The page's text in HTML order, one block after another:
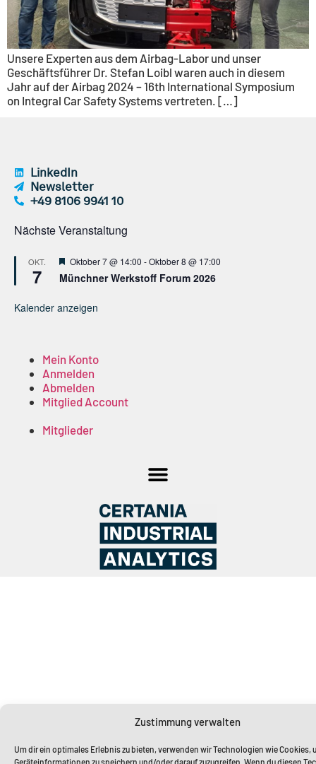
Zustimmung verwalten
Um dir ein optimales Erlebnis zu bieten, verwenden wir Technologien wie Cookies,
Geräteinformationen zu speichern und/oder darauf zuzugreifen. Wenn du diesen
Unsere Experten aus dem Airbag-Labor und unser
Geschäftsführer Dr. Stefan Loibl waren auch in diesem
Jahr auf der Airbag 2024 – 16th International Symposium
on Integral Car Safety Systems vertreten. […]
LinkedIn
Newsletter
+49 8106 9941 10
Nächste Veranstaltung
OKT.
7
Hervorgehoben
Oktober 7 @ 14:00 -Oktober 8 @ 17:00
Münchner Werkstoff Forum 2026
Kalender anzeigen
Mein Konto
Anmelden
Abmelden
Mitglied Account
Mitglieder